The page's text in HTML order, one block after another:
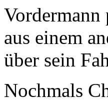
Vordermann
aus einem
über sein
Nochmals